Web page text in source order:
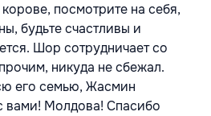
посмотрите на себя,
будьте счастливы и
Шор сотрудничает со
никуда не сбежал.
его семью, Жасмин
Молдова! Спасибо